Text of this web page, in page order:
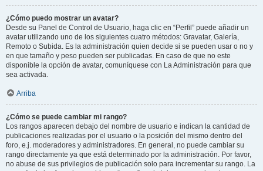
¿Cómo puedo mostrar un avatar?
Desde su Panel de Control de Usuario, haga clic en “Perfil” puede añadir un
avatar utilizando uno de los siguientes cuatro métodos: Gravatar, Galería,
Remoto o Subida. Es la administración quien decide si se pueden usar o no y
en que tamaño y peso pueden ser publicadas. En caso de que no este
disponible la opción de avatar, comuníquese con La Administración para que
sea activada.
Arriba
¿Cómo se puede cambiar mi rango?
Los rangos aparecen debajo del nombre de usuario e indican la cantidad de
publicaciones realizadas por el usuario o la posición del mismo dentro del
foro, e.j. moderadores y administradores. En general, no puede cambiar su
rango directamente ya que está determinado por la administración. Por favor,
no abuse de sus privilegios de publicación solo para incrementar su rango. La